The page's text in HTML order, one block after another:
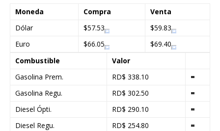
Moneda Compra
Venta
Dólar
$57.53
$59.83
Euro
$66.05
$69.40
Combustible
Valor
Gasolina Prem.
RD$ 338.10
=
Gasolina Regu.
RD$ 302.50
=
Diesel Ópti.
RD$ 290.10
=
Diesel Regu.
RD$ 254.80
=